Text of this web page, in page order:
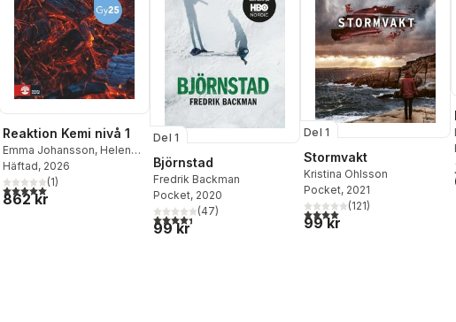
röster:
Reaktion Kemi nivå 1
Emma Johansson, Helena
Danielsson Thorell
Häftad, 2026
5,0utav 5 stjärnor. Totalt antal röster:
(1)
862 kr
Del 1
Björnstad
Fredrik Backman
Pocket, 2020
4,4utav 5 stjärnor. Totalt antal röster:
(47)
99 kr
Del 1
Stormvakt
Kristina Ohlsson
Pocket, 2021
4,0utav 5 stjärnor. Totalt antal
(121)
99 kr